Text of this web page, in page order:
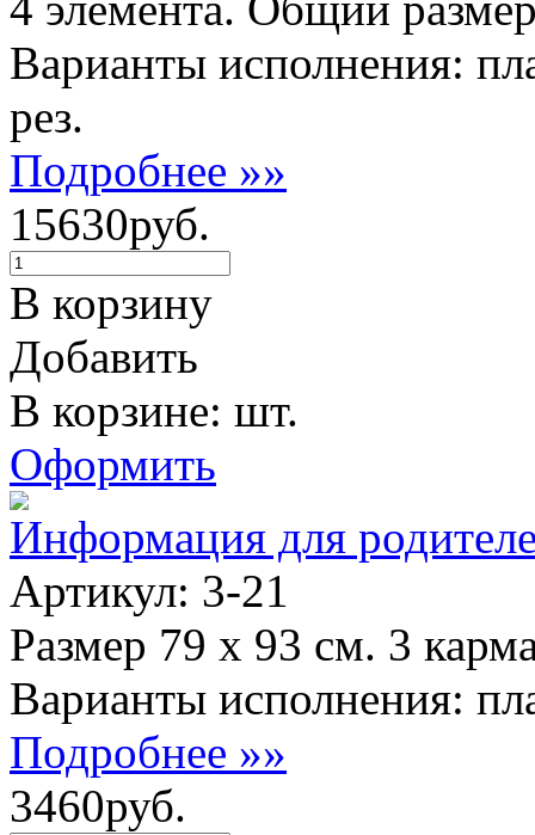
Варианты исполнения:
рез.
Подробнее »»
15630руб.
В корзину
Добавить
В корзине: шт.
Оформить
Информация для
Артикул: 3-21
Размер 79 х 93 см. 3
Варианты исполнения:
Подробнее »»
3460руб.